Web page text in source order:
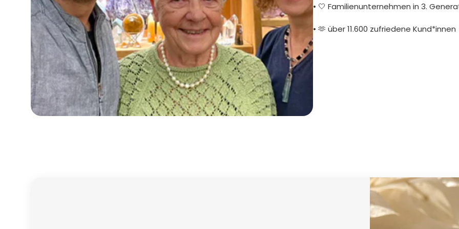
• 🤍 Familienunternehmen in 3.
• 🫶 über 11.600 zufriedene Kund*innen